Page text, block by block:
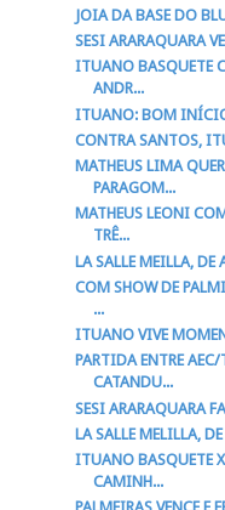
JOIA DA BASE DO
SESI ARARAQUARA
ITUANO BASQUETE
ANDR...
ITUANO: BOM
CONTRA SANTOS,
MATHEUS LIMA
PARAGOM...
MATHEUS LEONI
TRÊ...
LA SALLE MEILLA, DE
COM SHOW DE
...
ITUANO VIVE
PARTIDA ENTRE
CATANDU...
SESI ARARAQUARA
LA SALLE MELILLA,
ITUANO BASQUETE
CAMINH...